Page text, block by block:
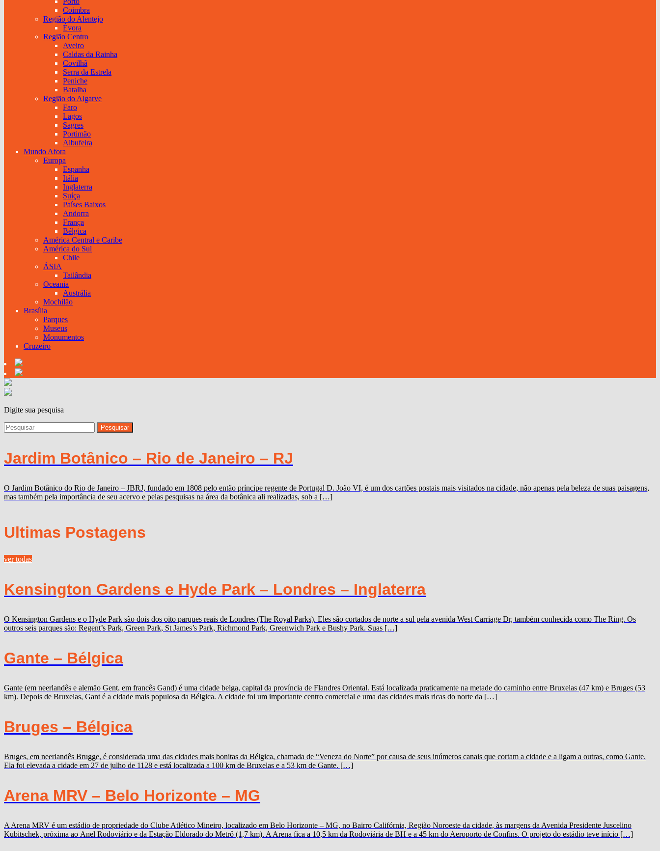
Coimbra
Região do Alentejo
Évora
Região Centro
Aveiro
Caldas da Rainha
Covilhã
Serra da Estrela
Peniche
Batalha
Região do Algarve
Faro
Lagos
Sagres
Portimão
Albufeira
Mundo Afora
Europa
Espanha
Itália
Inglaterra
Suíça
Países Baixos
Andorra
França
Bélgica
América Central e Caribe
América do Sul
Chile
ÁSIA
Tailândia
Oceania
Austrália
Mochilão
Brasília
Parques
Museus
Monumentos
Cruzeiro
Digite sua pesquisa
Jardim Botânico – Rio de Janeiro – RJ
O Jardim Botânico do Rio de Janeiro – JBRJ, fundado em 1808 pelo então príncipe regente de Portugal D. João VI, é um dos cartões postais mais visitados na cidade, não apenas pela beleza de suas paisagens,
mas também pela importância de seu acervo e pelas pesquisas na área da botânica ali realizadas, sob a […]
Ultimas Postagens
ver todas
Kensington Gardens e Hyde Park – Londres – Inglaterra
O Kensington Gardens e o Hyde Park são dois dos oito parques reais de Londres (The Royal Parks). Eles são cortados de norte a sul pela avenida West Carriage Dr, também conhecida como The Ring. Os
outros seis parques são: Regent’s Park, Green Park, St James’s Park, Richmond Park, Greenwich Park e Bushy Park. Suas […]
Gante – Bélgica
Gante (em neerlandês e alemão Gent, em francês Gand) é uma cidade belga, capital da província de Flandres Oriental. Está localizada praticamente na metade do caminho entre Bruxelas (47 km) e Bruges (53
km). Depois de Bruxelas, Gant é a cidade mais populosa da Bélgica. A cidade foi um importante centro comercial e uma das cidades mais ricas do norte da […]
Bruges – Bélgica
Bruges, em neerlandês Brugge, é considerada uma das cidades mais bonitas da Bélgica, chamada de “Veneza do Norte” por causa de seus inúmeros canais que cortam a cidade e a ligam a outras, como Gante.
Ela foi elevada a cidade em 27 de julho de 1128 e está localizada a 100 km de Bruxelas e a 53 km de Gante. […]
Arena MRV – Belo Horizonte – MG
A Arena MRV é um estádio de propriedade do Clube Atlético Mineiro, localizado em Belo Horizonte – MG, no Bairro Califórnia, Região Noroeste da cidade, às margens da Avenida Presidente Juscelino
Kubitschek, próxima ao Anel Rodoviário e da Estação Eldorado do Metrô (1,7 km). A Arena fica a 10,5 km da Rodoviária de BH e a 45 km do Aeroporto de Confins. O projeto do estádio teve início […]